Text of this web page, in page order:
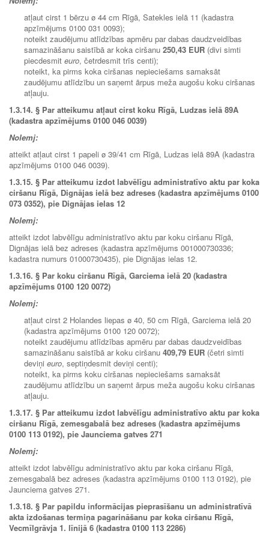
atļaut cirst 1 bērzu ø 44 cm Rīgā, Satekles ielā 11 (kadastra
apzīmējums 0100 031 0093);
noteikt zaudējumu atlīdzības apmēru par dabas daudzveidības
samazināšanu saistībā ar koka ciršanu 250,43 EUR (divi simti
piecdesmit euro, četrdesmit trīs centi);
noteikt, ka pirms koka ciršanas nepieciešams samaksāt
zaudējumu atlīdzību un saņemt ārpus meža augošu koku ciršanas
atļauju.
1.3.14. § Par atteikumu atļaut cirst koku Rīgā, Ludzas ielā 89A
(kadastra apzīmējums 0100 046 0039)
Nolemj:
atteikt atļaut cirst 1 papeli ø 39/41 cm Rīgā, Ludzas ielā 89A (kadastra
apzīmējums 0100 046 0039).
1.3.15. § Par atteikumu izdot labvēlīgu administratīvo aktu par koka
ciršanu Rīgā, Dignājas ielā bez adreses (kadastra apzīmējums 0100
073 0352), pie Dignājas ielas 12
Nolemj:
atteikt izdot labvēlīgu administratīvo aktu par koku ciršanu Rīgā,
Dignājas ielā bez adreses (kadastra apzīmējums 001000730336;
kadastra numurs 01000730435), pie Dignājas ielas 12.
1.3.16. § Par koku ciršanu Rīgā, Garciema ielā 20 (kadastra
apzīmējums 0100 120 0072)
Nolemj:
atļaut cirst 2 Holandes liepas ø 40, 50 cm Rīgā, Garciema ielā 20
(kadastra apzīmējums 0100 120 0072);
noteikt zaudējumu atlīdzības apmēru par dabas daudzveidības
samazināšanu saistībā ar koku ciršanu 409,79 EUR (četri simti
deviņi euro, septiņdesmit deviņi centi);
noteikt, ka pirms koku ciršanas nepieciešams samaksāt
zaudējumu atlīdzību un saņemt ārpus meža augošu koku ciršanas
atļauju.
1.3.17. § Par atteikumu izdot labvēlīgu administratīvo aktu par koka
ciršanu Rīgā, zemesgabalā bez adreses (kadastra apzīmējums
0100 113 0192), pie Jaunciema gatves 271
Nolemj:
atteikt izdot labvēlīgu administratīvo aktu par koka ciršanu Rīgā,
zemesgabalā bez adreses (kadastra apzīmējums 0100 113 0192), pie
Jaunciema gatves 271.
1.3.18. § Par papildu informācijas pieprasīšanu un administratīvā
akta izdošanas termiņa pagarināšanu par koka ciršanu Rīgā,
Vecmīlgrāvja 1. līnijā 6 (kadastra 0100 113 2286)